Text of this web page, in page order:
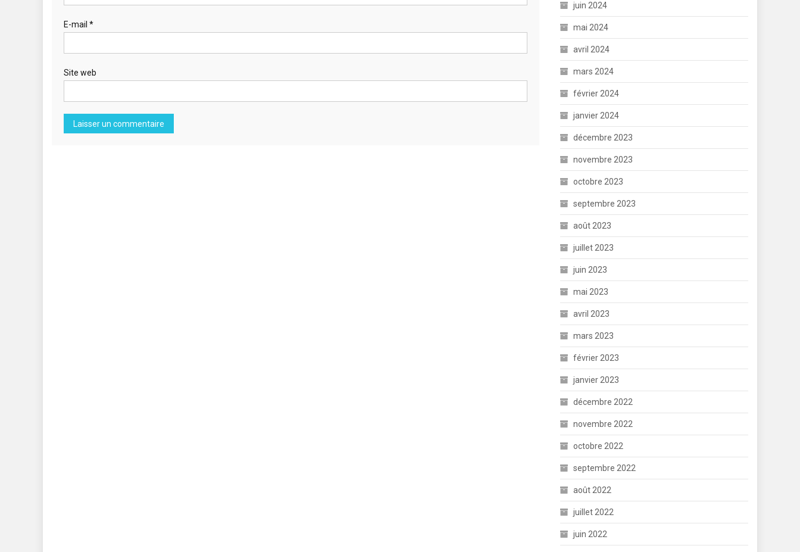
E-mail *
Site web
juin 2024
mai 2024
avril 2024
mars 2024
février 2024
janvier 2024
décembre 2023
novembre 2023
octobre 2023
septembre 2023
août 2023
juillet 2023
juin 2023
mai 2023
avril 2023
mars 2023
février 2023
janvier 2023
décembre 2022
novembre 2022
octobre 2022
septembre 2022
août 2022
juillet 2022
juin 2022